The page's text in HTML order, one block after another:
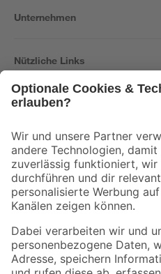
Unternehmen
Nützliche Links
Der toom Newsletter: Keine Angebote
Zur Newsletter Anmeldung
Folge uns
Zahlungsarten